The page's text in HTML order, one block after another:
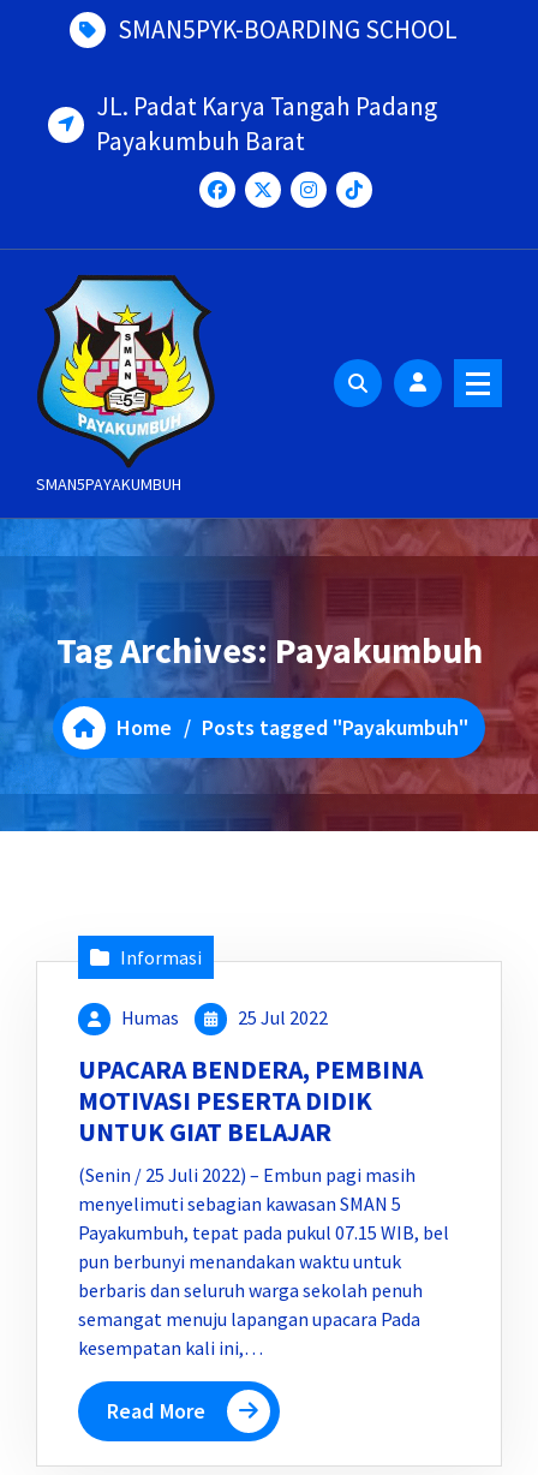
SMAN5PYK-BOARDING SCHOOL
JL. Padat Karya Tangah Padang
Payakumbuh Barat
SMAN5PAYAKUMBUH
Tag Archives: Payakumbuh
Home / Posts tagged "Payakumbuh"
Informasi
Humas 25 Jul 2022
UPACARA BENDERA, PEMBINA
MOTIVASI PESERTA DIDIK
UNTUK GIAT BELAJAR
(Senin / 25 Juli 2022) – Embun pagi masih
menyelimuti sebagian kawasan SMAN 5
Payakumbuh, tepat pada pukul 07.15 WIB, bel
pun berbunyi menandakan waktu untuk
berbaris dan seluruh warga sekolah penuh
semangat menuju lapangan upacara Pada
kesempatan kali ini,…
Read More